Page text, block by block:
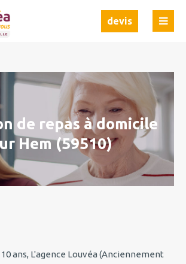
de repas à domicile
Hem (59510)
ans, L'agence Louvéa (Anciennement
devis